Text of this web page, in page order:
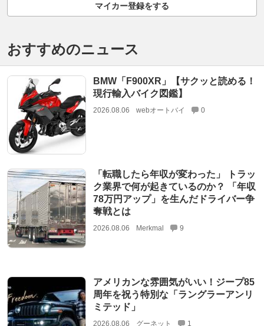
マイカー登録をする
おすすめのニュース
BMW「F900XR」【サクッと読める！
現行輸入バイク図鑑】
2026.08.06 webオートバイ 0
「転職したら年収が変わった」 トラッ
ク業界で何が起きているのか？ 「年収
78万円アップ」を生んだドライバー争
奪戦とは
2026.08.06 Merkmal 9
アメリカンな雰囲気がいい！ジープ85
周年を祝う特別な「ラングラーアンリ
ミテッド」
2026.08.06 グーネット 1